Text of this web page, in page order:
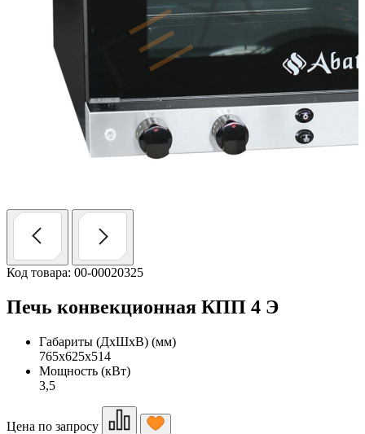
Код товара: 00-00020325
Печь конвекционная КПП 4 Э
Габариты (ДхШхВ) (мм)
765x625x514
Мощность (кВт)
3,5
Цена по запросу